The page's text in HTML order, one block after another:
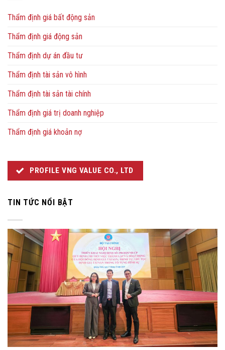
Thẩm định giá bất động sản
Thẩm định giá động sản
Thẩm định dự án đầu tư
Thẩm định tài sản vô hình
Thẩm định tài sản tài chính
Thẩm định giá trị doanh nghiệp
Thẩm định giá khoản nợ
PROFILE VNG VALUE CO., LTD
TIN TỨC NỔI BẬT